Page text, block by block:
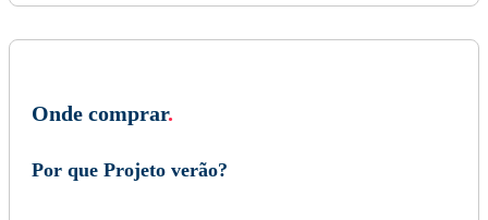
Onde comprar.
Por que Projeto verão?